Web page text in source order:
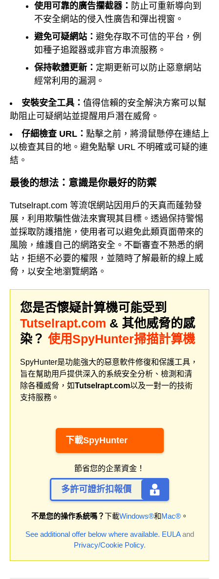
使用可靠的廣告攔截器： 防止可重新導向到
不安全網站的侵入性廣告和彈出視窗。
避免可疑網站： 避免存取不可信的平台，例
如種子追蹤器或非官方串流服務。
保持軟體更新： 定期更新可以防止惡意網站
經常利用的漏洞。
安裝安全工具： 值得信賴的安全解決方案可以幫
助阻止可疑網站並提醒用戶潛在威脅。
仔細檢查 URL： 點擊之前，將滑鼠懸停在連結上
以檢查其目的地。避免點擊 URL 不明確或可疑的連
結。
最後的想法：意識是你最好的防禦
Tutselrapt.com 等流氓網站因用戶的天真而蓬勃發
展，利用欺騙性做法來實現其目標。透過保持警惕
並採取防護措施，使用者可以避免此類頁面帶來的
風險，維護自己的網路安全。不斷審查不熟悉的網
站，拒絕不必要的權限，並隨時了解最新的線上威
脅，以安全地瀏覽網路。
您是否懷疑計算機可能受到
Tutselrapt.com & 其他威脅的感
染？ 使用SpyHunter掃描計算機
SpyHunter是功能強大的惡意軟件修復和保護工具，
旨在幫助用戶提供深入的系統安全分析、檢測和清
除各種威脅，如Tutselrapt.com以及一對一的技術
支持服務。
下載SpyHunter
節省您的企業資金！
多許可證折扣報價
不是您的操作系統嗎？下載Windows®和Mac®。
See additional offer below where available. EULAand
Privacy/Cookie Policy.